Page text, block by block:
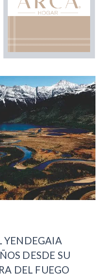
YENDEGAIA
DESDE SU
DEL FUEGO